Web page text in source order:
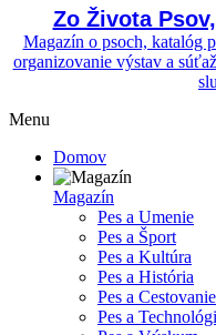
Zo Života
Magazín o psoch, katalóg
organizovanie výstav a
Menu
Domov
Magazín
Pes a Umenie
Pes a Šport
Pes a Kultúra
Pes a História
Pes a Cestovanie
Pes a